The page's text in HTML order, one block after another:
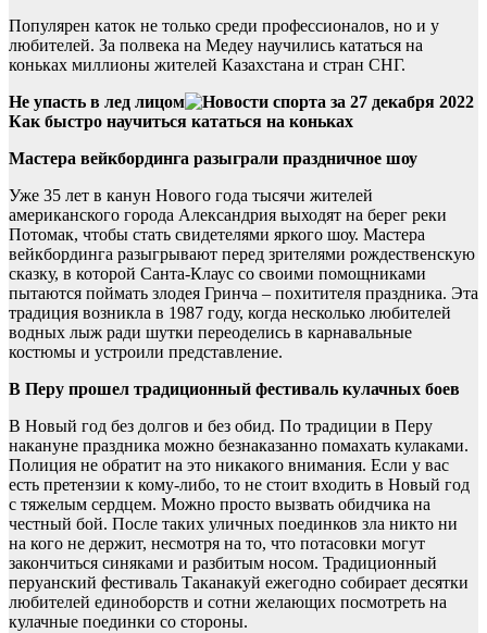
Популярен каток не только среди профессионалов, но и у
любителей. За полвека на Медеу научились кататься на
коньках миллионы жителей Казахстана и стран СНГ.
Не упасть в лед лицом
Как быстро научиться кататься на коньках
Мастера вейкбординга разыграли праздничное шоу
Уже 35 лет в канун Нового года тысячи жителей
американского города Александрия выходят на берег реки
Потомак, чтобы стать свидетелями яркого шоу. Мастера
вейкбординга разыгрывают перед зрителями рождественскую
сказку, в которой Санта-Клаус со своими помощниками
пытаются поймать злодея Гринча – похитителя праздника. Эта
традиция возникла в 1987 году, когда несколько любителей
водных лыж ради шутки переоделись в карнавальные
костюмы и устроили представление.
В Перу прошел традиционный фестиваль кулачных боев
В Новый год без долгов и без обид. По традиции в Перу
накануне праздника можно безнаказанно помахать кулаками.
Полиция не обратит на это никакого внимания. Если у вас
есть претензии к кому-либо, то не стоит входить в Новый год
с тяжелым сердцем. Можно просто вызвать обидчика на
честный бой. После таких уличных поединков зла никто ни
на кого не держит, несмотря на то, что потасовки могут
закончиться синяками и разбитым носом. Традиционный
перуанский фестиваль Таканакуй ежегодно собирает десятки
любителей единоборств и сотни желающих посмотреть на
кулачные поединки со стороны.